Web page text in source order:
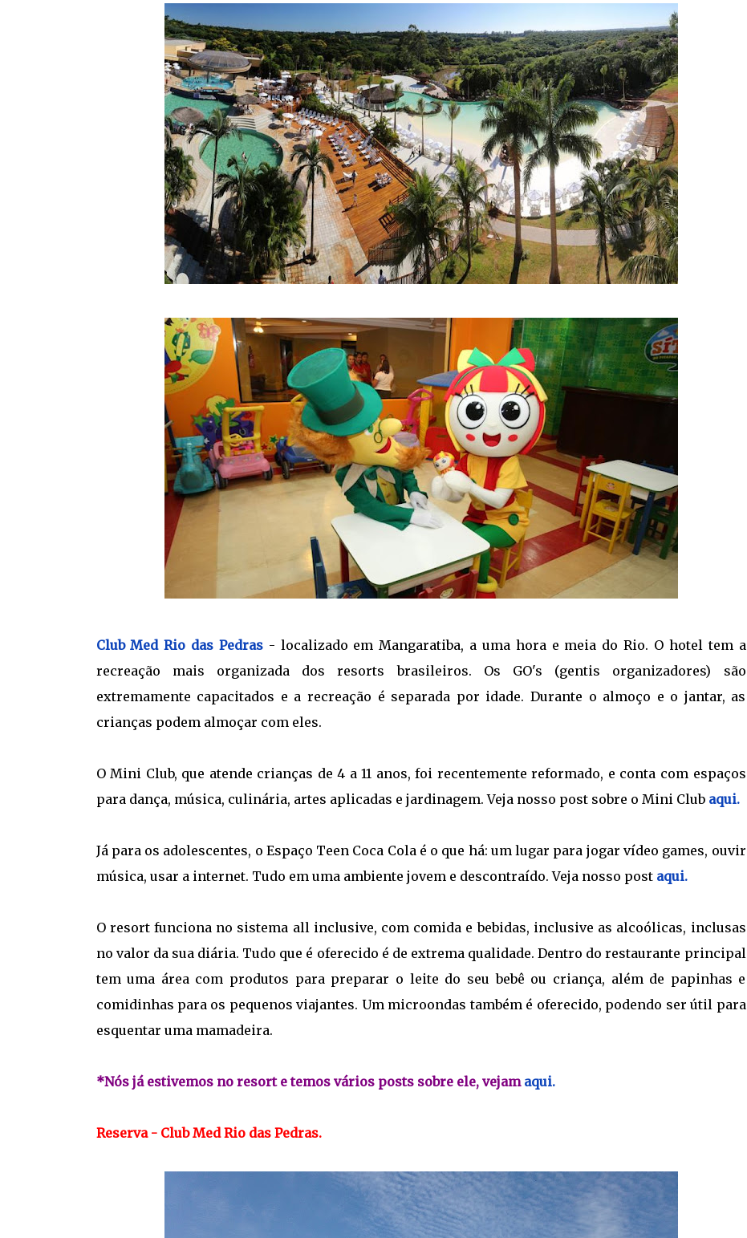
Club Med Rio das Pedras - localizado em Mangaratiba, a uma hora e meia do Rio. O hotel tem a
recreação mais organizada dos resorts brasileiros. Os GO's (gentis organizadores) são
extremamente capacitados e a recreação é separada por idade. Durante o almoço e o jantar, as
crianças podem almoçar com eles.
O Mini Club, que atende crianças de 4 a 11 anos, foi recentemente reformado, e conta com espaços
para dança, música, culinária, artes aplicadas e jardinagem. Veja nosso post sobre o Mini Club aqui.
Já para os adolescentes, o Espaço Teen Coca Cola é o que há: um lugar para jogar vídeo games, ouvir
música, usar a internet. Tudo em uma ambiente jovem e descontraído. Veja nosso post aqui.
O resort funciona no sistema all inclusive, com comida e bebidas, inclusive as alcoólicas, inclusas
no valor da sua diária. Tudo que é oferecido é de extrema qualidade. Dentro do restaurante principal
tem uma área com produtos para preparar o leite do seu bebê ou criança, além de papinhas e
comidinhas para os pequenos viajantes. Um microondas também é oferecido, podendo ser útil para
esquentar uma mamadeira.
*Nós já estivemos no resort e temos vários posts sobre ele, vejam aqui.
Reserva - Club Med Rio das Pedras.